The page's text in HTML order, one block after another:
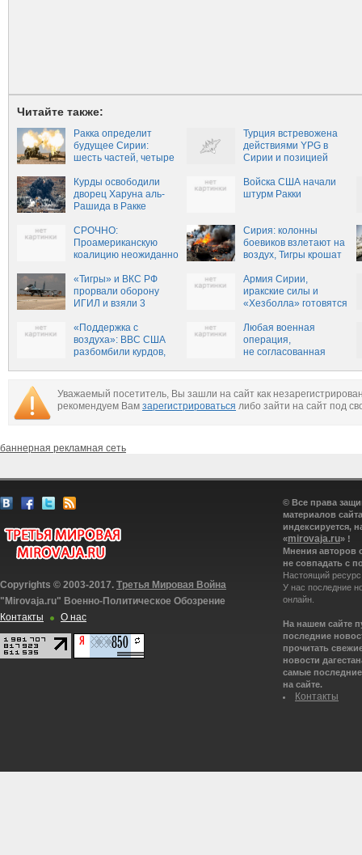
Читайте также:
Ракка определит
будущее Сирии:
шесть частей, четыре
сценарии
Турция встревожена
действиями YPG в
Сирии и позицией
Курды освободили
дворец Харуна аль-
Рашида в Ракке
Войска США начали
штурм Ракки
СРОЧНО:
Проамериканскую
коалицию неожиданно
террористами ИГИЛ в
Ракке
Сирия: колонны
боевиков взлетают на
воздух, Тигры крошат
«Тигры» и ВКС РФ
прорвали оборону
ИГИЛ и взяли 3
продвигаясь к Ракке
Армия Сирии,
иракские силы и
«Хезболла» готовятся
операции для
закрытия границ
Сирии и Ирака
«Поддержка с
воздуха»: ВВС США
разбомбили курдов,
18 бойцов
Любая военная
операция,
не согласованная
вторжением, — Асад
Уважаемый посетитель, Вы зашли на сайт как
рекомендуем Вам зарегистрироваться либо зайти на сайт под
баннерная рекламная сеть
Copyrights © 2003-2017. Третья Мировая Война
"Mirovaja.ru" Военно-Политическое Обозрение
Контакты
О нас
© Все права
материалов
индексируется,
«mirovaja.ru» !
Мнения авторов
не совпадать с
Настоящий
У нас последние
онлайн.
На нашем сайте
последние
прочитать
новости
самые
на сайте.
Контакты